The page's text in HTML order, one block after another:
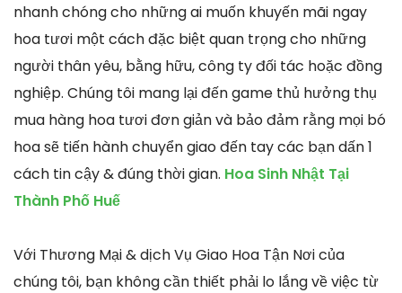
nhanh chóng cho những ai muốn khuyến mãi ngay
hoa tươi một cách đặc biệt quan trọng cho những
người thân yêu, bằng hữu, công ty đối tác hoặc đồng
nghiệp. Chúng tôi mang lại đến game thủ hưởng thụ
mua hàng hoa tươi đơn giản và bảo đảm rằng mọi bó
hoa sẽ tiến hành chuyển giao đến tay các bạn dấn 1
cách tin cậy & đúng thời gian. Hoa Sinh Nhật Tại
Thành Phố Huế
Với Thương Mại & dịch Vụ Giao Hoa Tận Nơi của
chúng tôi, bạn không cần thiết phải lo lắng về việc từ